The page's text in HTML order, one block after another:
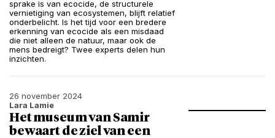
sprake is van ecocide, de structurele
vernietiging van ecosystemen, blijft relatief
onderbelicht. Is het tijd voor een bredere
erkenning van ecocide als een misdaad
die niet alleen de natuur, maar ook de
mens bedreigt? Twee experts delen hun
inzichten.
26 november 2024
Lara Lamie
Het museum van Samir
bewaart de ziel van een